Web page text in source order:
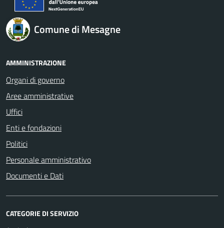
Comune di Mesagne
AMMINISTRAZIONE
Organi di governo
Aree amministrative
Uffici
Enti e fondazioni
Politici
Personale amministrativo
Documenti e Dati
CATEGORIE DI SERVIZIO